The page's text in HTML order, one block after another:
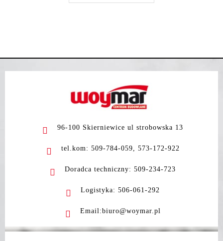
96-100 Skierniewice ul strobowska 13
tel.kom: 509-784-059, 573-172-922
Doradca techniczny: 509-234-723
Logistyka: 506-061-292
Email:biuro@woymar.pl